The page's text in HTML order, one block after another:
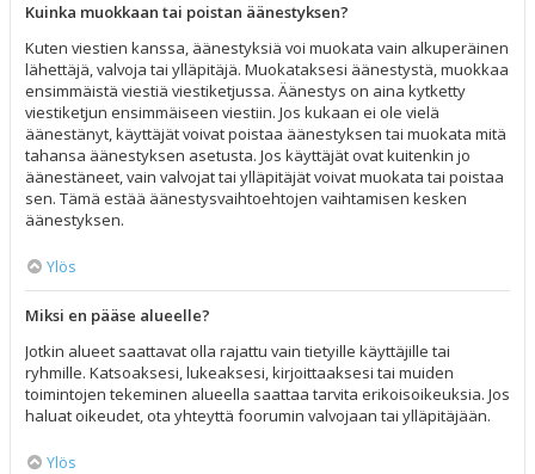
Kuinka muokkaan tai poistan äänestyksen?
Kuten viestien kanssa, äänestyksiä voi muokata vain alkuperäinen
lähettäjä, valvoja tai ylläpitäjä. Muokataksesi äänestystä, muokkaa
ensimmäistä viestiä viestiketjussa. Äänestys on aina kytketty
viestiketjun ensimmäiseen viestiin. Jos kukaan ei ole vielä
äänestänyt, käyttäjät voivat poistaa äänestyksen tai muokata mitä
tahansa äänestyksen asetusta. Jos käyttäjät ovat kuitenkin jo
äänestäneet, vain valvojat tai ylläpitäjät voivat muokata tai poistaa
sen. Tämä estää äänestysvaihtoehtojen vaihtamisen kesken
äänestyksen.
Ylös
Miksi en pääse alueelle?
Jotkin alueet saattavat olla rajattu vain tietyille käyttäjille tai
ryhmille. Katsoaksesi, lukeaksesi, kirjoittaaksesi tai muiden
toimintojen tekeminen alueella saattaa tarvita erikoisoikeuksia. Jos
haluat oikeudet, ota yhteyttä foorumin valvojaan tai ylläpitäjään.
Ylös